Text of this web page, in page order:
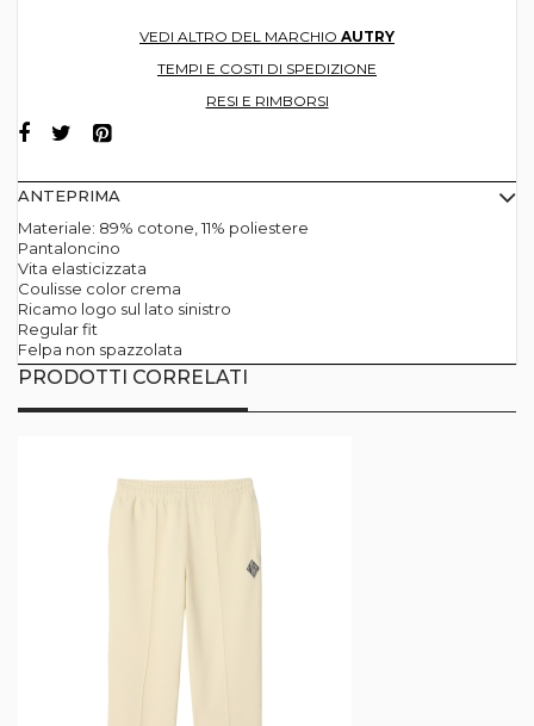
VEDI ALTRO DEL MARCHIO AUTRY
TEMPI E COSTI DI SPEDIZIONE
RESI E RIMBORSI
ANTEPRIMA
Materiale: 89% cotone, 11% poliestere
Pantaloncino
Vita elasticizzata
Coulisse color crema
Ricamo logo sul lato sinistro
Regular fit
Felpa non spazzolata
PRODOTTI CORRELATI